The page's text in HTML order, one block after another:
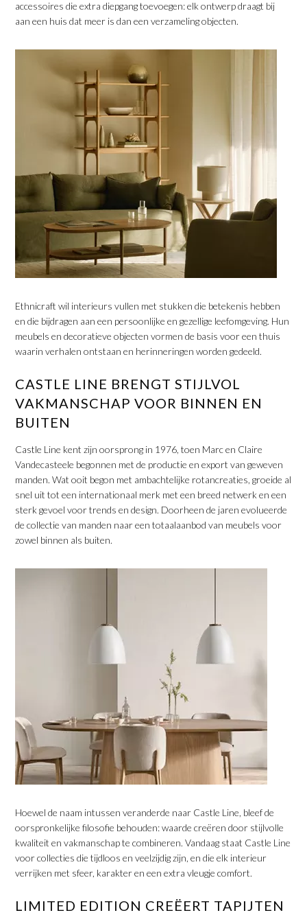
accessoires die extra diepgang toevoegen: elk ontwerp draagt bij
aan een huis dat meer is dan een verzameling objecten.
​Ethnicraft wil interieurs vullen met stukken die betekenis hebben
en die bijdragen aan een persoonlijke en gezellige leefomgeving. Hun
meubels en decoratieve objecten vormen de basis voor een thuis
waarin verhalen ontstaan en herinneringen worden gedeeld.
​CASTLE LINE BRENGT STIJLVOL
VAKMANSCHAP VOOR BINNEN EN
BUITEN
Castle Line kent zijn oorsprong in 1976, toen Marc en Claire
Vandecasteele begonnen met de productie en export van geweven
manden. Wat ooit begon met ambachtelijke rotancreaties, groeide al
snel uit tot een internationaal merk met een breed netwerk en een
sterk gevoel voor trends en design. Doorheen de jaren evolueerde
de collectie van manden naar een totaalaanbod van meubels voor
zowel binnen als buiten.
​Hoewel de naam intussen veranderde naar Castle Line, bleef de
oorspronkelijke filosofie behouden: waarde creëren door stijlvolle
kwaliteit en vakmanschap te combineren. Vandaag staat Castle Line
voor collecties die tijdloos en veelzijdig zijn, en die elk interieur
verrijken met sfeer, karakter en een extra vleugje comfort.
​LIMITED EDITION CREËERT TAPIJTEN